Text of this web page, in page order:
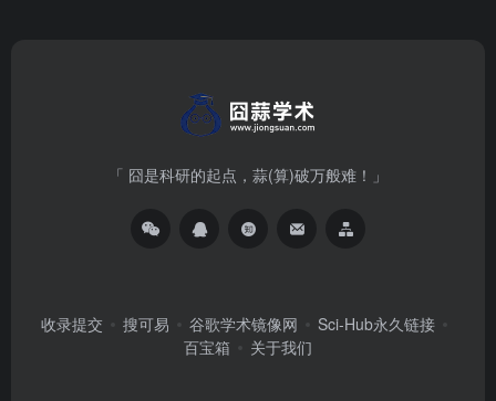
「 囧是科研的起点，蒜(算)破万般难！」
收录提交 搜可易 谷歌学术镜像网
Sci-Hub永久链接
百宝箱
关于我们